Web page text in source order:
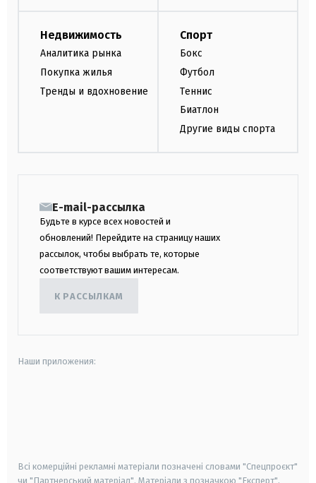
Недвижимость
Аналитика рынка
Покупка жилья
Тренды и вдохновение
Спорт
Бокс
Футбол
Теннис
Биатлон
Другие виды спорта
E-mail-рассылка
Будьте в курсе всех новостей и
обновлений! Перейдите на страницу наших
рассылок, чтобы выбрать те, которые
соответствуют вашим интересам.
К РАССЫЛКАМ
Наши приложения:
Всі комерційні рекламні матеріали позначені словами "Спецпроєкт"
чи "Партнерський матеріал". Матеріали з позначкою "Експерт",